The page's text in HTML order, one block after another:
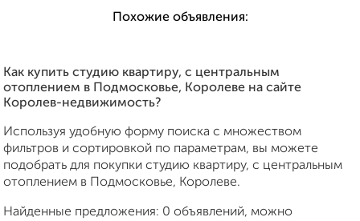
Похожие объявления:
Как купить студию квартиру, с центральным
отоплением в Подмосковье, Королеве на сайте
Королев-недвижимость?
Используя удобную форму поиска с множеством
фильтров и сортировкой по параметрам, вы можете
подобрать для покупки студию квартиру, с центральным
отоплением в Подмосковье, Королеве.
Найденные предложения: 0 объявлений, можно